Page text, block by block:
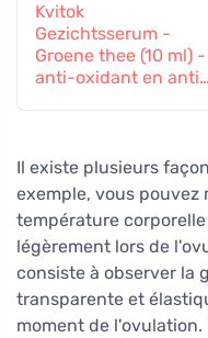
Kvitok
Gezichtsserum -
Groene thee (10 ml) -
anti-oxidant en anti-
Il existe plusieurs
exemple, vous
température
légèrement lors de
consiste à observer la
transparente et
moment de